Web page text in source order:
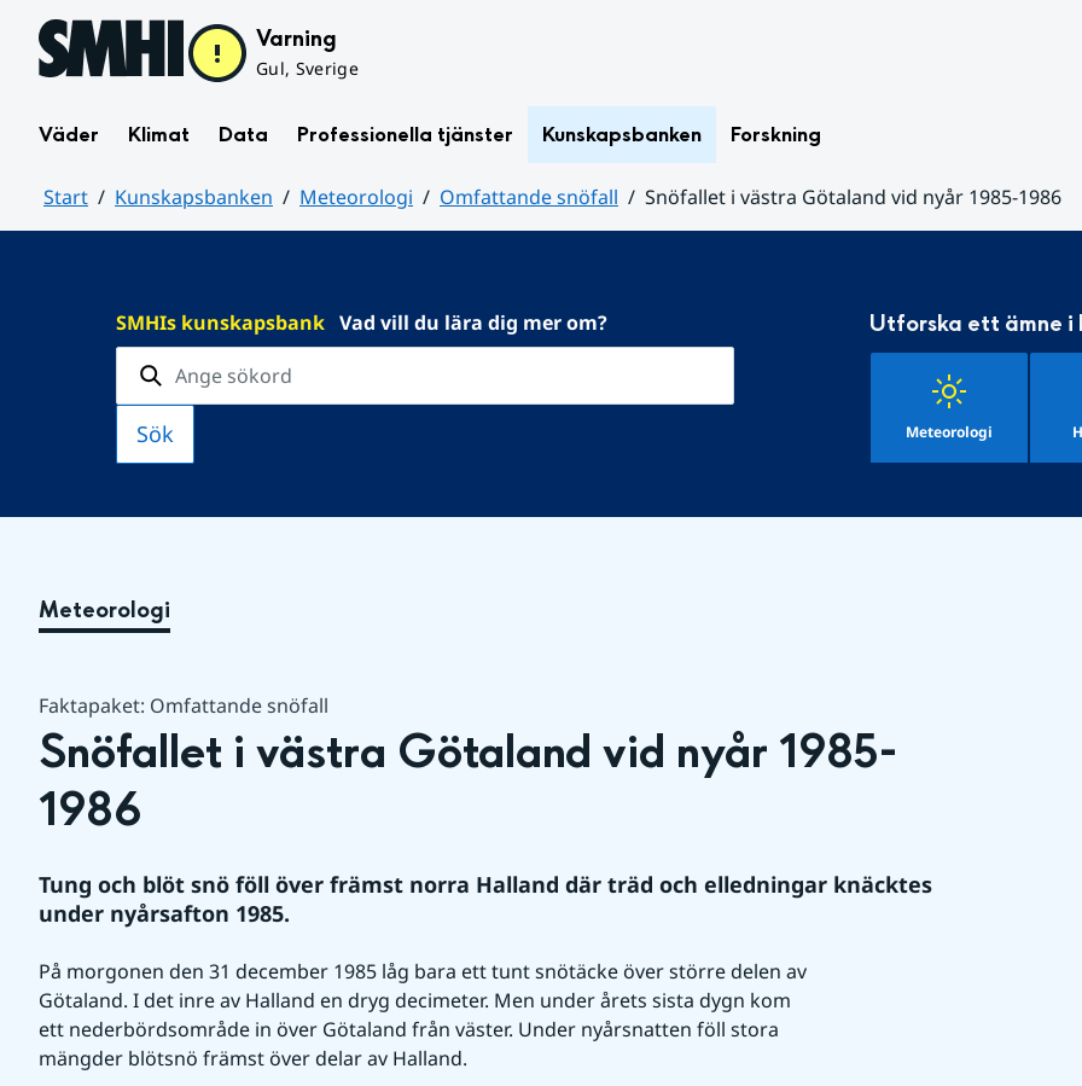
Hoppa till sidans innehåll Varning
Gul, Sverige
Väder Klimat Data Professionella tjänster Kunskapsbanken Forskning
Start Kunskapsbanken Meteorologi Omfattande snöfall
Snöfallet i västra Götaland vid nyår 1985-1986
SMHIs kunskapsbank Vad vill du lära dig mer om? Utforska ett ämne i
Meteorologi
Meteorologi
Faktapaket: Omfattande snöfall
Snöfallet i västra Götaland vid nyår 1985-
1986
Tung och blöt snö föll över främst norra Halland där träd och elledningar knäcktes
under nyårsafton 1985.
På morgonen den 31 december 1985 låg bara ett tunt snötäcke över större delen av
Götaland. I det inre av Halland en dryg decimeter. Men under årets sista dygn kom
ett nederbördsområde in över Götaland från väster. Under nyårsnatten föll stora
mängder blötsnö främst över delar av Halland.